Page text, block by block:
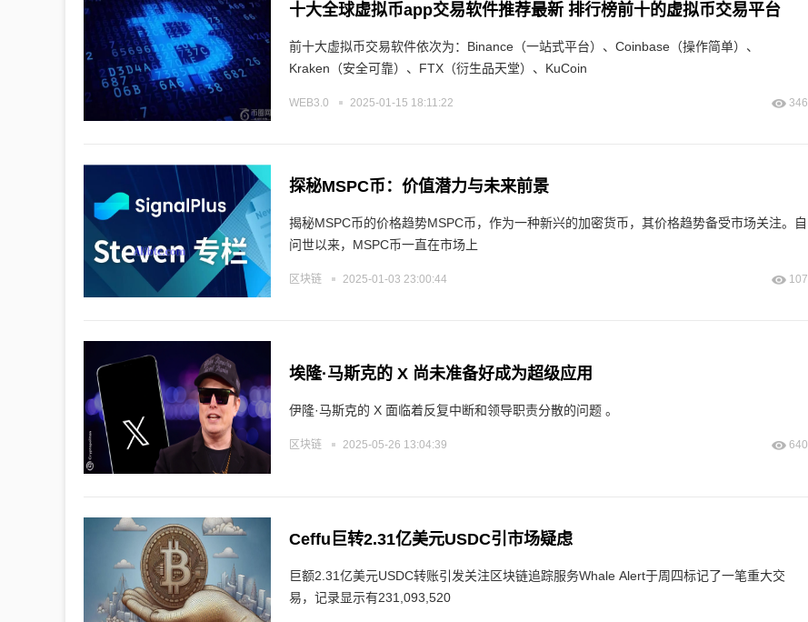
十大全球虚拟币app交易软件推荐最新 排行榜前十的虚拟币交易平台
前十大虚拟币交易软件依次为：Binance（一站式平台）、Coinbase（操作简单）、
Kraken（安全可靠）、FTX（衍生品天堂）、KuCoin
WEB3.0 2025-01-15 18:11:22 346
探秘MSPC币：价值潜力与未来前景
揭秘MSPC币的价格趋势MSPC币，作为一种新兴的加密货币，其价格趋势备受市场关注。自
问世以来，MSPC币一直在市场上
区块链 2025-01-03 23:00:44 107
埃隆·马斯克的 X 尚未准备好成为超级应用
伊隆·马斯克的 X 面临着反复中断和领导职责分散的问题 。
区块链 2025-05-26 13:04:39 640
Ceffu巨转2.31亿美元USDC引市场疑虑
巨额2.31亿美元USDC转账引发关注区块链追踪服务Whale Alert于周四标记了一笔重大交
易，记录显示有231,093,520